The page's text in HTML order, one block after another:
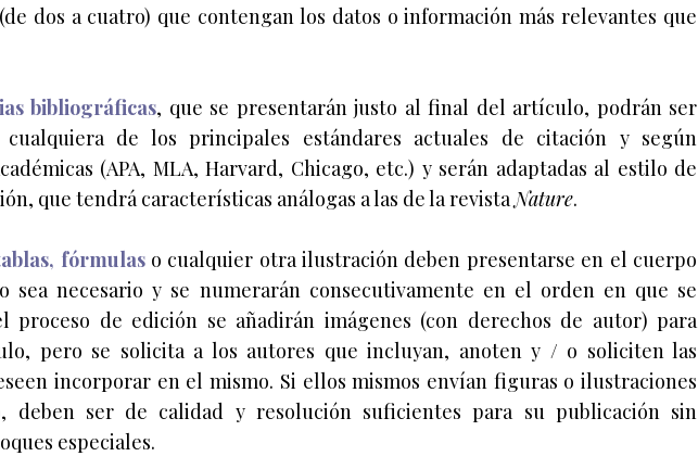
dos a cuatro) que contengan los datos o información más relevantes que
bibliográficas, que se presentarán justo al final del artículo, podrán ser
cualquiera de los principales estándares actuales de citación y según
(APA, MLA, Harvard, Chicago, etc.) y serán adaptadas al estilo de
que tendrá características análogas a las de la revistaNature.
fórmulaso cualquier otra ilustración deben presentarse en el cuerpo
sea necesario y se numerarán consecutivamente en el orden en que se
proceso de edición se añadirán imágenes (con derechos de autor) para
pero se solicita a los autores que incluyan, anoten y / o soliciten las
incorporar en el mismo. Si ellos mismos envían figuras o ilustraciones
deben ser de calidad y resolución suficientes para su publicación sin
especiales.